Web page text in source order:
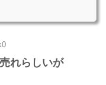
れらしいが